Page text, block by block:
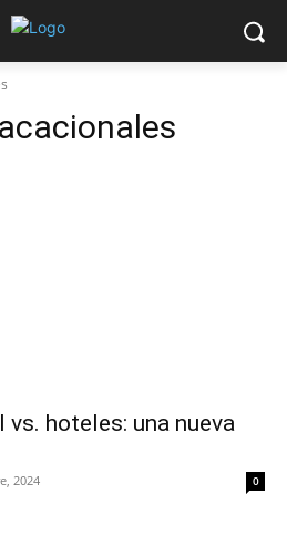
hoteles: una nueva
2024 0